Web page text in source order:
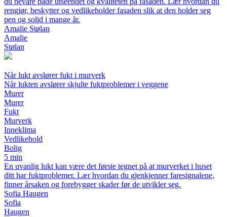
rengjør, beskytter og vedlikeholder fasaden slik at den holder seg
pen og solid i mange år.
Amalie Stølan
Amalie
Stølan
Når lukt avslører fukt i murverk
Når lukten avslører skjulte fuktproblemer i veggene
Murer
Murer
Fukt
Murverk
Inneklima
Vedlikehold
Bolig
5 min
En uvanlig lukt kan være det første tegnet på at murverket i huset
ditt har fuktproblemer. Lær hvordan du gjenkjenner faresignalene,
finner årsaken og forebygger skader før de utvikler seg.
Sofia Haugen
Sofia
Haugen